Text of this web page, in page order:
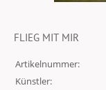
FLIEG MIT MIR
Artikelnummer:
Künstler: